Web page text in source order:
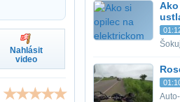
Nahlásit
video